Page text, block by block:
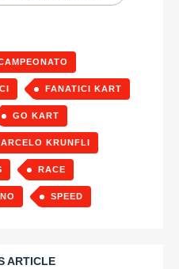
FANATICI KART
GO KART
KRUNFLI
RACE
SPEED
ARTICLE